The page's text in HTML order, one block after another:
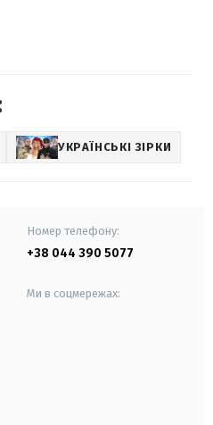
УКРАЇНСЬКІ ЗІРКИ
Номер телефону:
+38 044 390 5077
Ми в соцмережах: